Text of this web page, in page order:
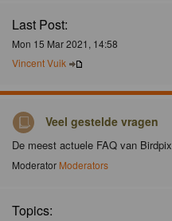
Last Post:
Mon 15 Mar 2021, 14:58
Vincent Vuik
Veel gestelde vragen
De meest actuele FAQ van Birdpix
Moderator Moderators
Topics: